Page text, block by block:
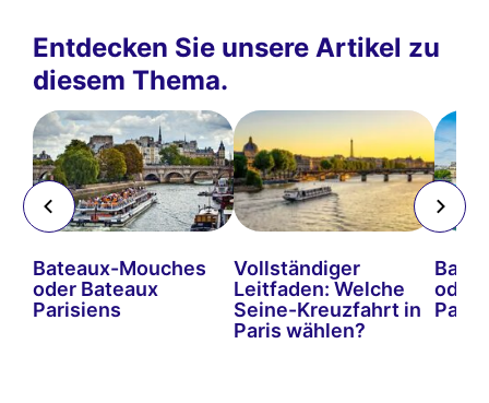
Entdecken Sie unsere Artikel zu
diesem Thema.
Bateaux-Mouches
oder Bateaux
Parisiens
Vollständiger
Leitfaden: Welche
Seine-Kreuzfahrt in
Paris wählen?
oder
Paris